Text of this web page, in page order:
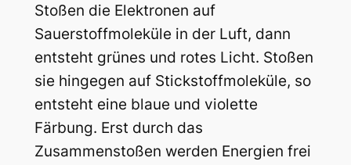
Stoßen die Elektronen auf
Sauerstoffmoleküle in der Luft, dann
entsteht grünes und rotes Licht. Stoßen
sie hingegen auf Stickstoffmoleküle, so
entsteht eine blaue und violette
Färbung. Erst durch das
Zusammenstoßen werden Energien frei